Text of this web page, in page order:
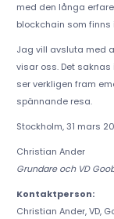
med den långa
blockchain som
Jag vill avsluta med
visar oss. Det
ser verkligen fram
spännande resa.
Stockholm, 31 mars
Christian Ander
Grundare och VD
Kontaktperson:
Christian Ander, VD,